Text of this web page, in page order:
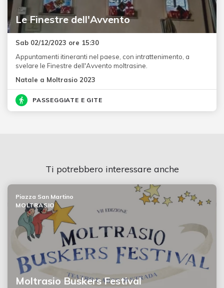
Le Finestre dell'Avvento
Sab 02/12/2023 ore 15:30
Appuntamenti itineranti nel paese, con intrattenimento, a
svelare le Finestre dell'Avvento moltrasine.
Natale a Moltrasio 2023
PASSEGGIATE E GITE
Ti potrebbero interessare anche
Moltrasio Buskers Festival
Piazza San Martino
MOLTRASIO